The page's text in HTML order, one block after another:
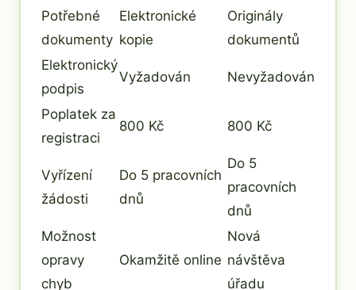
Potřebné
dokumenty
Elektronické
kopie
Originály
dokumentů
Elektronický
podpis
Vyžadován Nevyžadován
Poplatek za
registraci
800 Kč 800 Kč
Vyřízení
žádosti
Do 5 pracovních
dnů
Do 5
pracovních
dnů
Možnost
opravy
chyb
Okamžitě online
Nová
návštěva
úřadu